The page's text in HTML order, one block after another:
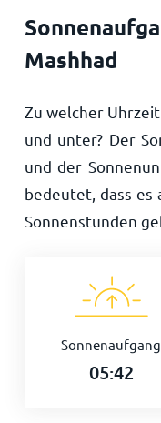
Mashhad
Zu welcher
und unter? Der
und der
bedeutet, dass es
Sonnenstunden
Sonnenaufgang
05:42